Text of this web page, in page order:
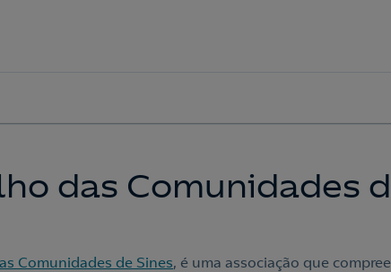
das Comunidades
Comunidades de Sines, é uma associação que